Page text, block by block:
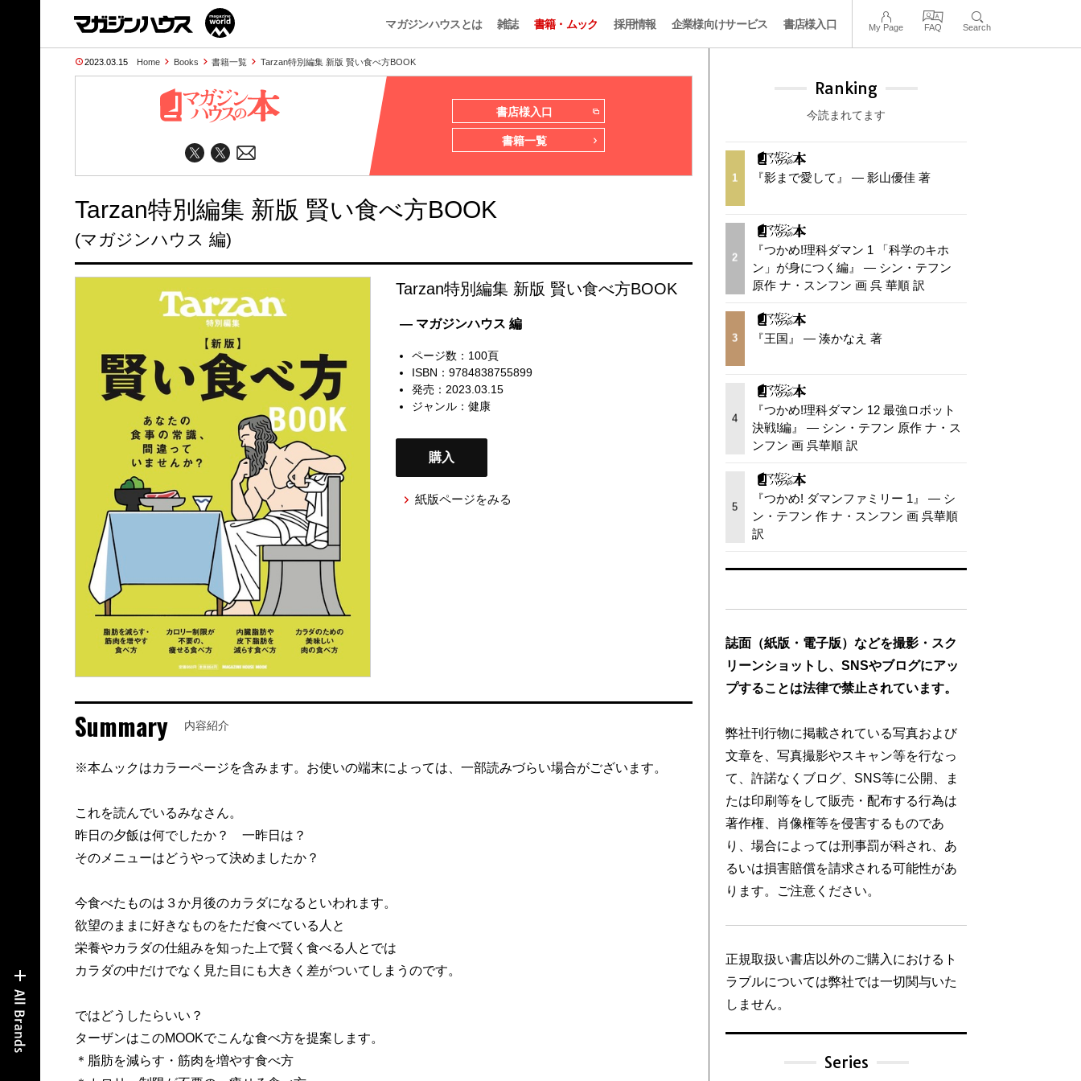
マガジンハウスとは 雑誌 書籍・ムック 採用情報 企業様向けサービス 書店様入口 My Page FAQ Search
2023.03.15 Home Books 書籍一覧 Tarzan特別編集 新版 賢い食べ方BOOK
書店様入口
書籍一覧
Tarzan特別編集 新版 賢い食べ方BOOK
(マガジンハウス 編)
Tarzan特別編集 新版 賢い食べ方BOOK
— マガジンハウス 編
ページ数：100頁
ISBN：9784838755899
発売：2023.03.15
ジャンル： 健康
購入
紙版ページをみる
Summary 内容紹介
※本ムックはカラーページを含みます。お使いの端末によっては、一部読みづらい場合がございます。
これを読んでいるみなさん。
昨日の夕飯は何でしたか？ 一昨日は？
そのメニューはどうやって決めましたか？
今食べたものは３か月後のカラダになるといわれます。
欲望のままに好きなものをただ食べている人と
栄養やカラダの仕組みを知った上で賢く食べる人とでは
カラダの中だけでなく見た目にも大きく差がついてしまうのです。
ではどうしたらいい？
ターザンはこのMOOKでこんな食べ方を提案します。
＊脂肪を減らす・筋肉を増やす食べ方
Ranking
今読まれてます
1 『影まで愛して』 — 影山優佳 著
2
『つかめ!理科ダマン 1 「科学のキホ
ン」が身につく編』 — シン・テフン
原作 ナ・スンフン 画 呉 華順 訳
3 『王国』 — 湊かなえ 著
4
『つかめ!理科ダマン 12 最強ロボット
決戦!編』 — シン・テフン 原作 ナ・ス
ンフン 画 呉華順 訳
5
『つかめ! ダマンファミリー 1』 — シ
ン・テフン 作 ナ・スンフン 画 呉華順
訳
誌面（紙版・電子版）などを撮影・スク
リーンショットし、SNSやブログにアッ
プすることは法律で禁止されています。
弊社刊行物に掲載されている写真および
文章を、写真撮影やスキャン等を行なっ
て、許諾なくブログ、SNS等に公開、ま
たは印刷等をして販売・配布する行為は
著作権、肖像権等を侵害するものであ
り、場合によっては刑事罰が科され、あ
るいは損害賠償を請求される可能性があ
ります。ご注意ください。
正規取扱い書店以外のご購入におけるト
ラブルについては弊社では一切関与いた
しません。
Series